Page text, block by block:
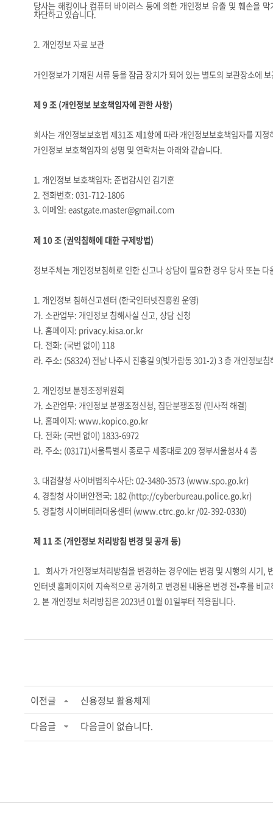
당사는 해킹이나 컴퓨터 바이러스 등에 의한 개인정보 유출 및 훼손을
차단하고 있습니다.
2. 개인정보 자료 보관
개인정보가 기재된 서류 등을 잠금 장치가 되어 있는 별도의 보관장소에
제 9 조 (개인정보 보호책임자에 관한 사항)
회사는 개인정보보호법 제31조 제1항에 따라 개인정보보호책임자를 지정
개인정보 보호책임자의 성명 및 연락처는 아래와 같습니다.
1. 개인정보 보호책임자: 준법감시인 김기훈
2. 전화번호: 031-712-1806
3. 이메일: eastgate.master@gmail.com
제 10 조 (권익침해에 대한 구제방법)
정보주체는 개인정보침해로 인한 신고나 상담이 필요한 경우 당사 또는
1. 개인정보 침해신고센터 (한국인터넷진흥원 운영)
가. 소관업무: 개인정보 침해사실 신고, 상담 신청
나 홈페이지: privacy.kisa.or.kr
다. 전화: (국번 없이) 118
라. 주소: (58324) 전남 나주시 진흥길 9(빛가람동301-2) 3층 개인정보침
2. 개인정보 분쟁조정위원회
가. 소관업무: 개인정보 분쟁조정신청, 집단분쟁조정 (민사적 해결)
나 홈페이지: www.kopico.go.kr
다. 전화: (국번 없이) 1833-6972
라. 주소: (03171)서울특별시 종로구 세종대로209 정부서울청사4층
3. 대검찰청 사이버범죄수사단: 02-3480-3573 (www.spo.go.kr)
4. 경찰청 사이버안전국: 182 (http://cyberbureau.police.go.kr)
5. 경찰청 사이버테러대응센터 (www.ctrc.go.kr /02-392-0330)
제 11 조 (개인정보 처리방침 변경 및 공개 등)
1. 회사가 개인정보처리방침을 변경하는 경우에는 변경 및 시행의 시기,
인터넷 홈페이지에 지속적으로 공개하고 변경된 내용은 변경 전⦁후를 비
2. 본 개인정보 처리방침은2023년 01월 01일부터 적용됩니다
이전글
신용정보 활용체제
다음글
다음글이 없습니다.